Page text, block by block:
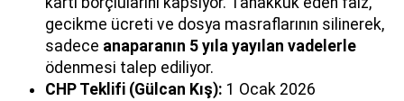
gecikme ücreti ve dosya masraflarının silinerek,
sadece anaparanın 5 yıla yayılan vadelerle
ödenmesi talep ediliyor.
CHP Teklifi (Gülcan Kış): 1 Ocak 2026